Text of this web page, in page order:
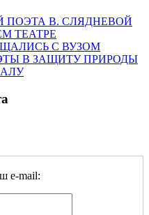
ПОЭТА В. СЛЯДНЕВОЙ
ТЕАТРЕ
С ВУЗОМ
В ЗАЩИТУ ПРИРОДЫ
e-mail: